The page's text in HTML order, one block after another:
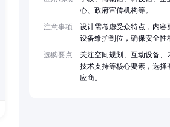
心、政府宣传机构等。
注意事项
设计需考虑受众特点，内容
设备维护到位，确保安全性
选购要点
关注空间规划、互动设备、
技术支持等核心要素，选择
应商。